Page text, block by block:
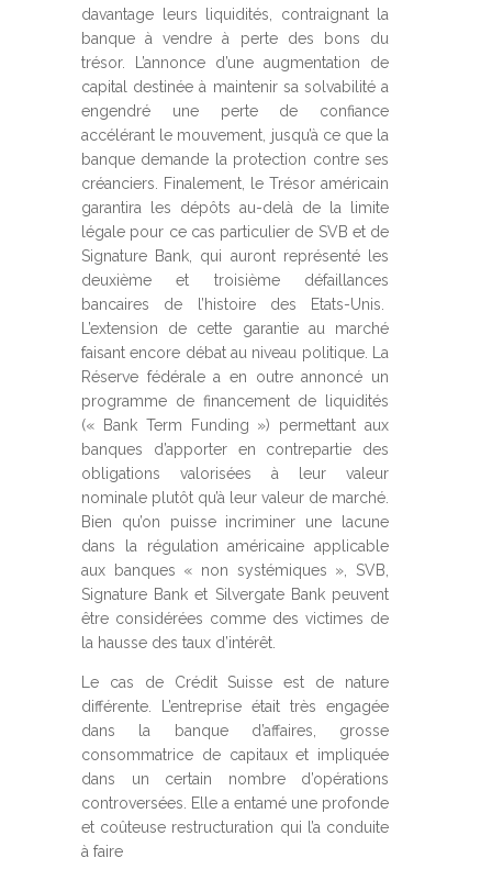
davantage leurs liquidités, contraignant la
banque à vendre à perte des bons du
trésor. L’annonce d’une augmentation de
capital destinée à maintenir sa solvabilité a
engendré une perte de confiance
accélérant le mouvement, jusqu’à ce que la
banque demande la protection contre ses
créanciers. Finalement, le Trésor américain
garantira les dépôts au-delà de la limite
légale pour ce cas particulier de SVB et de
Signature Bank, qui auront représenté les
deuxième et troisième défaillances
bancaires de l’histoire des Etats-Unis.
L’extension de cette garantie au marché
faisant encore débat au niveau politique. La
Réserve fédérale a en outre annoncé un
programme de financement de liquidités
(« Bank Term Funding ») permettant aux
banques d’apporter en contrepartie des
obligations valorisées à leur valeur
nominale plutôt qu’à leur valeur de marché.
Bien qu’on puisse incriminer une lacune
dans la régulation américaine applicable
aux banques « non systémiques », SVB,
Signature Bank et Silvergate Bank peuvent
être considérées comme des victimes de
la hausse des taux d’intérêt.
Le cas de Crédit Suisse est de nature
différente. L’entreprise était très engagée
dans la banque d’affaires, grosse
consommatrice de capitaux et impliquée
dans un certain nombre d’opérations
controversées. Elle a entamé une profonde
et coûteuse restructuration qui l’a conduite
à faire